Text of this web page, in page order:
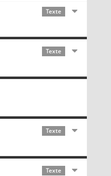
Texte
Texte
Texte
Texte